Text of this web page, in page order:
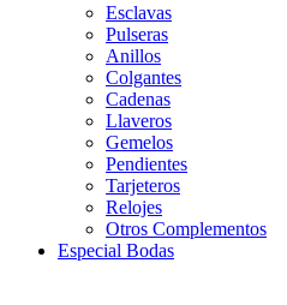
Esclavas
Pulseras
Anillos
Colgantes
Cadenas
Llaveros
Gemelos
Pendientes
Tarjeteros
Relojes
Otros Complementos
Especial Bodas